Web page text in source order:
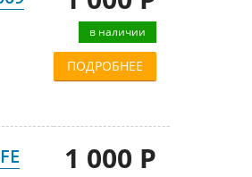
в наличии
ПОДРОБНЕЕ
1 000 Р